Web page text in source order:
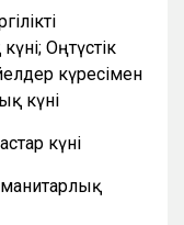
Оңтүстік
күресімен
күні
күні